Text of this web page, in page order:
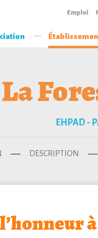
Emploi
La
EHPAD -
DESCRIPTION